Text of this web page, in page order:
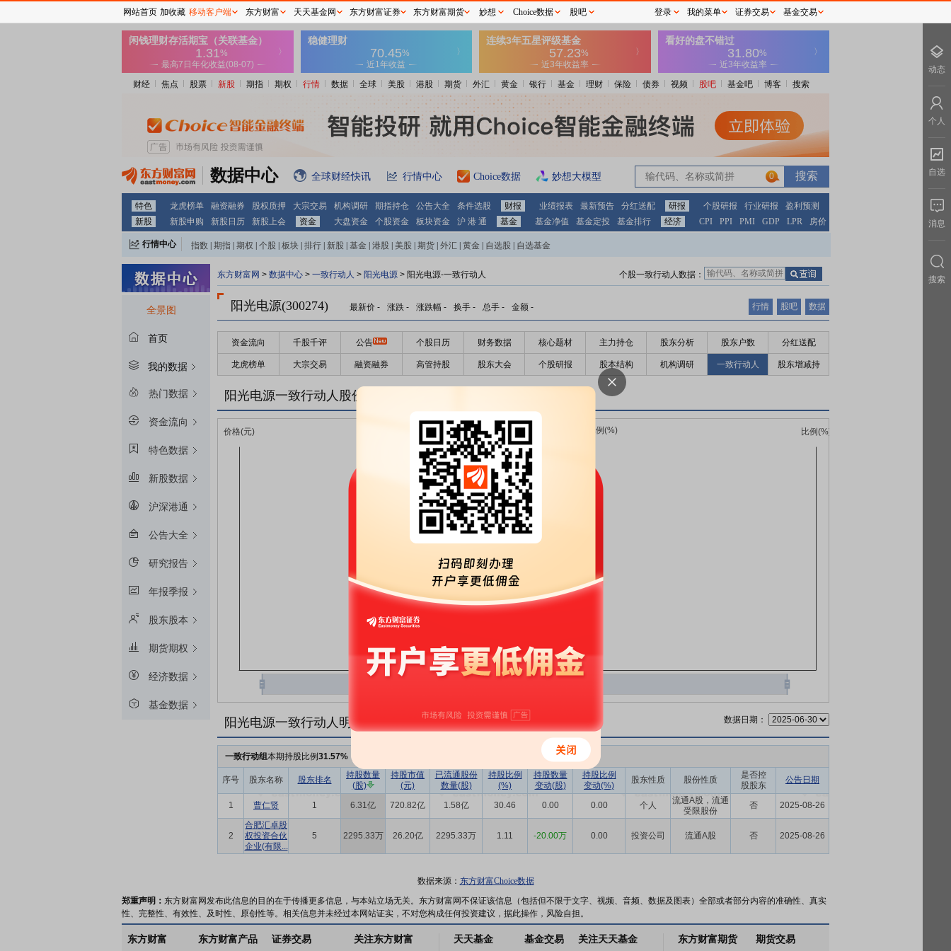
财经 焦点 股票 新股 期指 期权 行情 数据 全球 美股 港股 期货 外汇 黄金 银行 基金 理财 保险 债券 视频 股吧 基金吧 博客 搜索
数据中心 全球财经快讯 行情中心 Choice数据 妙想大模型 0
特色 龙虎榜单 融资融券 股权质押 大宗交易 机构调研 期指持仓 公告大全 条件选股 财报 业绩报表 最新预告 分红送配 研报 个股研报 行业研报
盈利预测
新股
新股申购 新股日历 新股上会 资金 大盘资金 个股资金 板块资金 沪 港 通 基金 基金净值 基金定投 基金排行 经济 CPI PPI PMI GDP LPR 房价
行情中心 指数 期指 期权 个股 板块 排行 新股 基金 港股 美股 期货 外汇 黄金 自选股 自选基金
全景图
首页
我的数据
热门数据
资金流向
特色数据
新股数据
沪深港通
公告大全
研究报告
年报季报
股东股本
期货期权
经济数据
基金数据
东方财富网 > 数据中心 > 一致行动人 > 阳光电源 > 阳光电源-一致行动人 个股一致行动人数据：
阳光电源(300274) 最新价 - 涨跌 - 涨跌幅 - 换手 - 总手 - 金额 - 行情 股吧 数据
资金流向 千股千评 公告 个股日历 财务数据 核心题材 主力持仓 股东分析 股东户数 分红送配
龙虎榜单 大宗交易 融资融券 高管持股 股东大会 个股研报 股本结构 机构调研 一致行动人 股东增减持
阳光电源一致行动人股份变化趋势图
阳光电源一致行动人明细 数据日期：
一致行动组本期持股比例31.57% ，持股数量
序号 股东名称 股东排名
持股数量
(股)
持股市值
(元)
已流通股份
数量(股)
持股比例
(%)
持股数量
变动(股)
持股比例
变动(%)
股东性质 股份性质
是否控
股股东
公告日期
1 曹仁贤 1 6.31亿 720.82亿 1.58亿 30.46 0.00 0.00 个人
流通A股，流通
受限股份
否 2025-08-26
2
合肥汇卓股
权投资合伙
企业(有限...
5 2295.33万 26.20亿 2295.33万 1.11 -20.00万 0.00 投资公司 流通A股 否 2025-08-26
数据来源： 东方财富Choice数据
郑重声明： 东方财富网发布此信息的目的在于传播更多信息，与本站立场无关。东方财富网不保证该信息（包括但不限于文字、视频、音频、数据及图表）全部或者部分内容的准确性、真实
性、完整性、有效性、及时性、原创性等。相关信息并未经过本网站证实，不对您构成任何投资建议，据此操作，风险自担。
东方财富 东方财富产品 证券交易 关注东方财富 天天基金 基金交易 关注天天基金 东方财富期货 期货交易
网站首页 加收藏 移动客户端 东方财富 天天基金网 东方财富证券 东方财富期货 妙想 Choice数据 股吧 登录 我的菜单 证券交易 基金交易
动态
个人
自选
消息
搜索